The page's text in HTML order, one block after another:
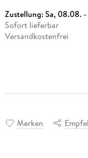
Zustellung:Sa, 08.08. -
Sofort lieferbar
Versandkostenfrei
Merken